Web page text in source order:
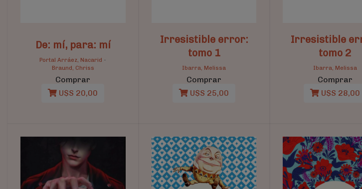
De: mí, para: mí
Portal Arráez, Nacarid -
Braund, Chriss
Comprar
U$S 20,00
Irresistible error:
tomo 1
Ibarra, Melissa
Comprar
U$S 25,00
Irresistible
tomo 2
Ibarra, Melissa
Comprar
U$S 28,00